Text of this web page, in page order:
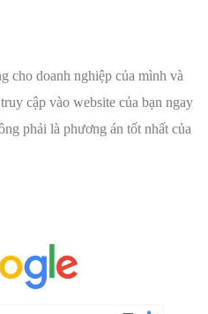
cho doanh nghiệp của mình và
cập vào website của bạn ngay
phải là phương án tốt nhất của